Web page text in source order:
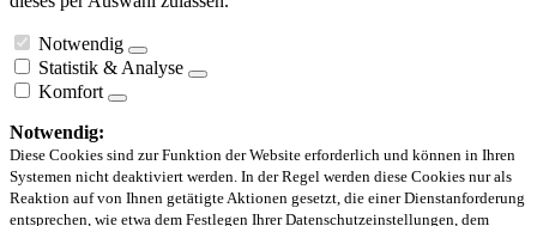
Notwendig
Statistik & Analyse
Komfort
Notwendig:
Diese Cookies sind zur Funktion der Website erforderlich und können in Ihren
Systemen nicht deaktiviert werden. In der Regel werden diese Cookies nur als
Reaktion auf von Ihnen getätigte Aktionen gesetzt, die einer Dienstanforderung
entsprechen, wie etwa dem Festlegen Ihrer Datenschutzeinstellungen, dem